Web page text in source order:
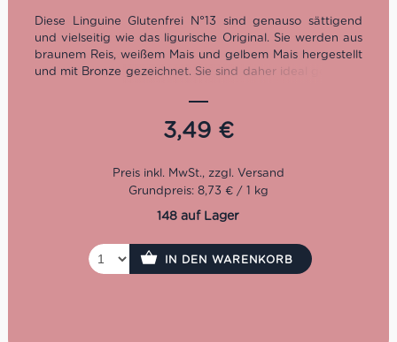
Diese Linguine Glutenfrei N°13 sind genauso sättigend
und vielseitig wie das ligurische Original. Sie werden aus
braunem Reis, weißem Mais und gelbem Mais hergestellt
und mit Bronze gezeichnet. Sie sind daher ideal geeignet
einfach glutenfrei genießen wollen. Wir empfehlen die
Linguine mit Pesto oder anderen Sugos zu servieren.
Kochzeit: 11 Minuten
Packung: 400 g
3,49 €
Grundpreis: 8,73 € / 1 kg
148 auf Lager
IN DEN WARENKORB